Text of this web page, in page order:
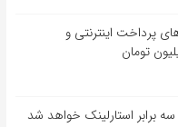
پرداخت اینترنتی و
برابر استارلینک خواهد شد